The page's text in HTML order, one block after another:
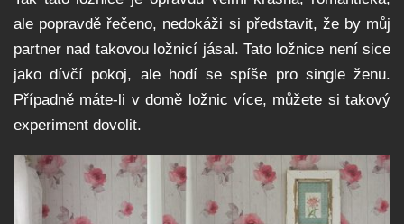
ale popravdě řečeno, nedokáži si představit, že by můj
partner nad takovou ložnicí jásal. Tato ložnice není sice
jako dívčí pokoj, ale hodí se spíše pro single ženu.
Případně máte-li v domě ložnic více, můžete si takový
experiment dovolit.